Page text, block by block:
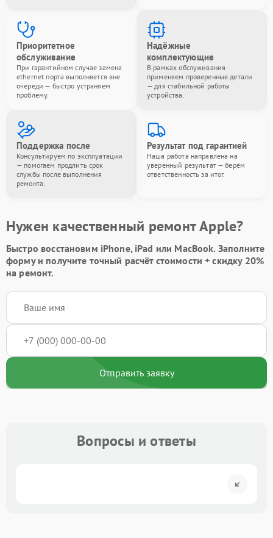
Приоритетное
обслуживание
При гарантийном случае замена
ethernet порта выполняется вне
очереди — быстро устраняем
проблему.
Надёжные
комплектующие
В рамках обслуживания
применяем проверенные детали
— для стабильной работы
устройства.
Поддержка после
Консультируем по эксплуатации
— помогаем продлить срок
службы после выполнения
ремонта.
Результат под гарантией
Наша работа направлена на
уверенный результат — берём
ответственность за итог.
Нужен качественный ремонт Apple?
Быстро восстановим iPhone, iPad или MacBook. Заполните
формуи получите точный расчёт стоимости +скидку 20%
на ремонт.
Отправить заявку
Вопросы и ответы